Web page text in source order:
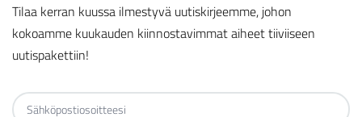
Tilaa kerran kuussa ilmestyvä uutiskirjeemme, johon
kokoamme kuukauden kiinnostavimmat aiheet tiiviiseen
uutispakettiin!